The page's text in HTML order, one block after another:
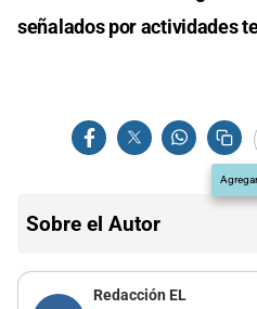
señalados por actividades
Sobre el Autor
Redacción EL